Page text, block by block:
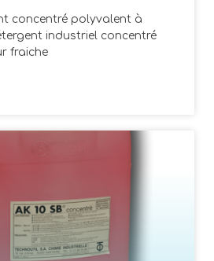
concentré polyvalent à
industriel concentré
fraiche